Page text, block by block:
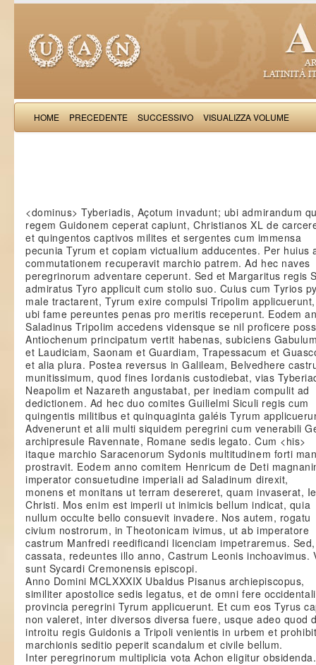
HOME PRECEDENTE SUCCESSIVO VISUALIZZA VOLUME
<dominus> Tyberiadis, Açotum invadunt; ubi admirandum
regem Guidonem ceperat capiunt, Christianos XL de
et quingentos captivos milites et sergentes cum immensa
pecunia Tyrum et copiam victualium adducentes. Per huius
commutationem recuperavit marchio patrem. Ad hec naves
peregrinorum adventare ceperunt. Sed et Margaritus regis
admiratus Tyro applicuit cum stolio suo. Cuius cum Tyrios
male tractarent, Tyrum exire compulsi Tripolim applicuerunt,
ubi fame pereuntes penas pro meritis receperunt. Eodem
Saladinus Tripolim accedens vidensque se nil proficere
Antiochenum principatum vertit habenas, subiciens
et Laudiciam, Saonam et Guardiam, Trapessacum et
et alia plura. Postea reversus in Galileam, Belvedhere
munitissimum, quod fines Iordanis custodiebat, vias
Neapolim et Nazareth angustabat, per inediam compulit ad
dedictionem. Ad hec duo comites Guilielmi Siculi regis cum
quingentis militibus et quinquaginta galéis Tyrum
Advenerunt et alii multi siquidem peregrini cum venerabili
archipresule Ravennate, Romane sedis legato. Cum <his>
itaque marchio Saracenorum Sydonis multitudinem forti
prostravit. Eodem anno comitem Henricum de Deti
imperator consuetudine imperiali ad Saladinum direxit,
monens et monitans ut terram desereret, quam invaserat,
Christi. Mos enim est imperii ut inimicis bellum indicat, quia
nullum occulte bello consuevit invadere. Nos autem, rogatu
civium nostrorum, in Theotonicam ivimus, ut ab imperatore
castrum Manfredi reedificandi licenciam impetraremus.
cassata, redeuntes illo anno, Castrum Leonis inchoavimus.
sunt Sycardi Cremonensis episcopi.
Anno Domini MCLXXXIX Ubaldus Pisanus archiepiscopus,
similiter apostolice sedis legatus, et de omni fere occidentali
provincia peregrini Tyrum applicuerunt. Et cum eos Tyrus
non valeret, inter diversos diversa fuere, usque adeo quod
introitu regis Guidonis a Tripoli venientis in urbem et
marchionis seditio peperit scandalum et civile bellum.
Inter peregrinorum multiplicia vota Achon eligitur obsidenda.